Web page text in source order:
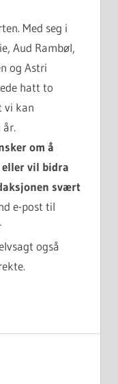
Med seg i
Aud Rambøl,
og Astri
hatt to
vi kan
år.
om å
vil bidra
svært
e-post til
også